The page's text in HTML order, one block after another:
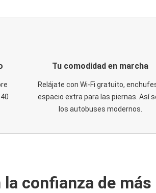
Tu comodidad en marcha
Relájate con Wi-Fi gratuito,
espacio extra para las piernas. Así
los autobuses modernos.
la confianza de